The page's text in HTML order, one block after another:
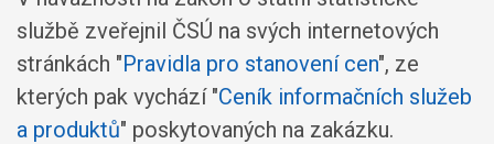
službě zveřejnil ČSÚ na svých internetových
stránkách "Pravidla pro stanovení cen", ze
kterých pak vychází "Ceník informačních služeb
a produktů" poskytovaných na zakázku.